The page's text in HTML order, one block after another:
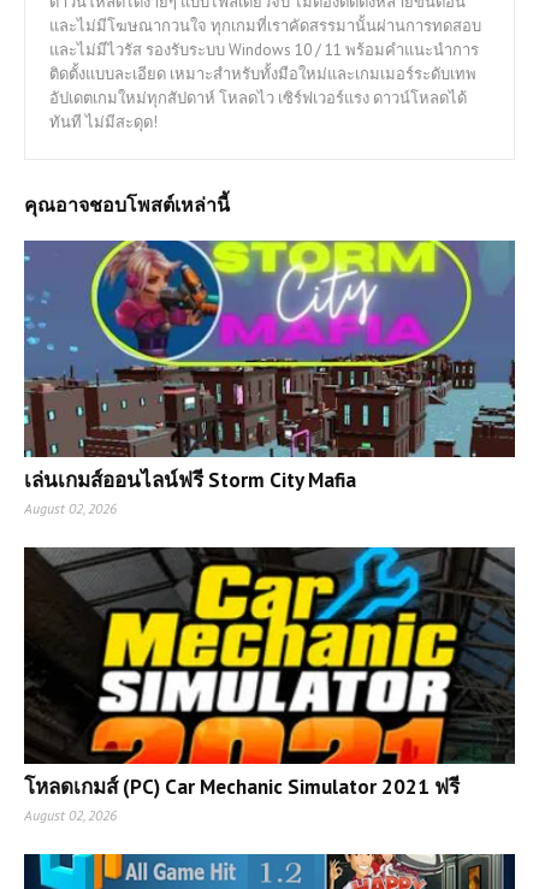
และไม่มีโฆษณากวนใจ ทุกเกมที่เราคัดสรรมานั้นผ่านการทดสอบ
และไม่มีไวรัส รองรับระบบ Windows 10 / 11 พร้อมคำแนะนำการ
ติดตั้งแบบละเอียด เหมาะสำหรับทั้งมือใหม่และเกมเมอร์ระดับเทพ
อัปเดตเกมใหม่ทุกสัปดาห์ โหลดไว เซิร์ฟเวอร์แรง ดาวน์โหลดได้
ทันที ไม่มีสะดุด!
คุณอาจชอบโพสต์เหล่านี้
เล่นเกมส์ออนไลน์ฟรี Storm City Mafia
August 02, 2026
โหลดเกมส์ (PC) Car Mechanic Simulator 2021 ฟรี
August 02, 2026